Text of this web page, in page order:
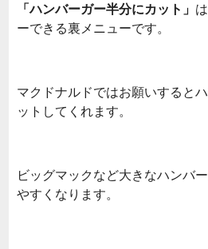
「ハンバーガー半分にカット」
ーできる裏メニューです。
マクドナルドではお願いすると
ットしてくれます。
ビッグマックなど大きなハンバ
やすくなります。